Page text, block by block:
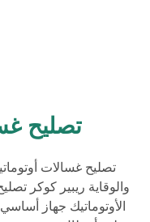
تصليح
تصليح غسالات
والوقاية ريبير كوكر
الأوتوماتيك جهاز